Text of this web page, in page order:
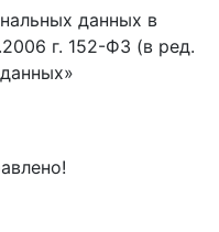
данных в
г. 152-ФЗ (в ред.